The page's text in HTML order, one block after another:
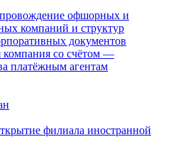
офшорных и
компаний и структур
документов
компания со счётом —
платёжным агентам
филиала иностранной